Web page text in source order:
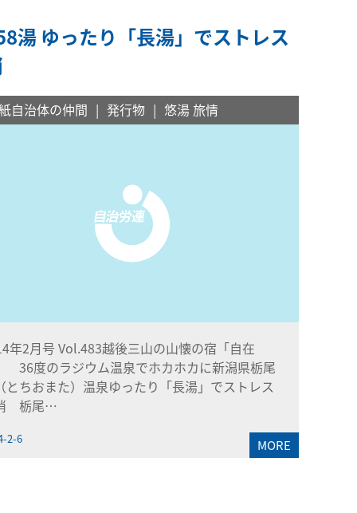
湯 ゆったり「長湯」でストレス
自治体の仲間 発行物 悠湯 旅情
年2月号 Vol.483越後三山の山懐の宿「自在
36度のラジウム温泉でホカホカに新潟県栃尾
とちおまた）温泉ゆったり「長湯」でストレス
栃尾…
2-6 MORE